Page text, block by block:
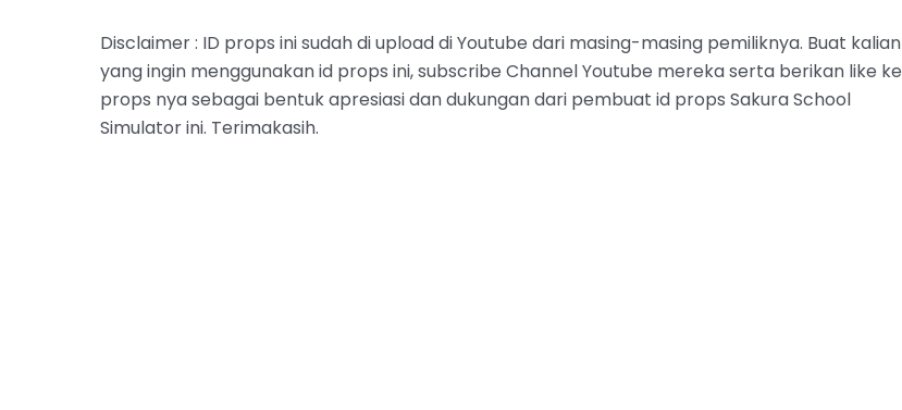
Disclaimer : ID props ini sudah di upload di Youtube dari masing-masing pemiliknya. Buat kalian
yang ingin menggunakan id props ini, subscribe Channel Youtube mereka serta berikan like ke
props nya sebagai bentuk apresiasi dan dukungan dari pembuat id props Sakura School
Simulator ini. Terimakasih.